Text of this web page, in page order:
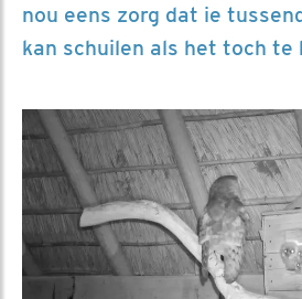
nou eens zorg dat ie
kan schuilen als het toch